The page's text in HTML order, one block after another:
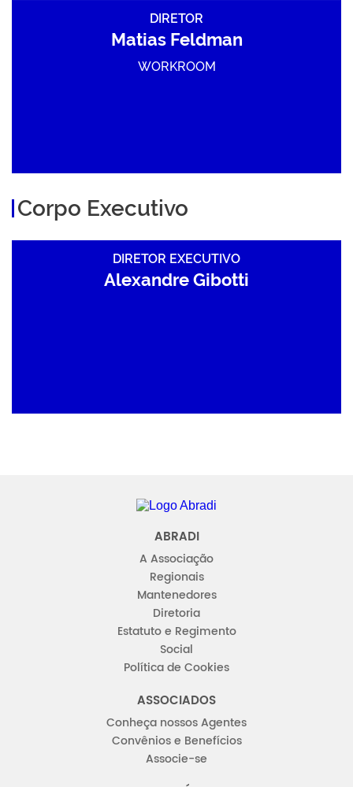
DIRETOR
Matias Feldman
WORKROOM
Corpo Executivo
DIRETOR EXECUTIVO
Alexandre Gibotti
Abradi
ABRADI
A Associação
Regionais
Mantenedores
Diretoria
Estatuto e Regimento
Social
Política de Cookies
ASSOCIADOS
Conheça nossos Agentes
Convênios e Benefícios
Associe-se